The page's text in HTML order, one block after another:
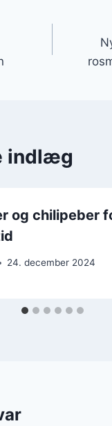
indlæg
og chilipeber
24. december 2024